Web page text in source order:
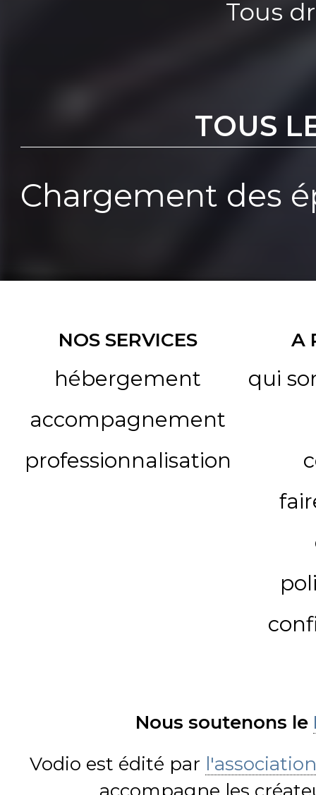
Tous
TOUS
Chargement des
NOS SERVICES
hébergement
accompagnement
professionnalisation
A
qui